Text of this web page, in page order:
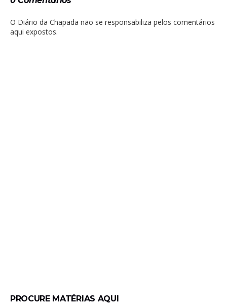
O Diário da Chapada não se responsabiliza pelos comentários
aqui expostos.
PROCURE MATÉRIAS AQUI